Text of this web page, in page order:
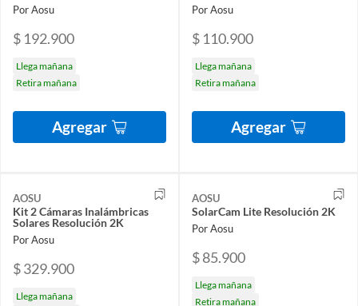
Por Aosu
$ 192.900
Llega mañana
Retira mañana
Agregar
Por Aosu
$ 110.900
Llega mañana
Retira mañana
Agregar
AOSU
Kit 2 Cámaras Inalámbricas
Solares Resolución 2K
Por Aosu
$ 329.900
Llega mañana
AOSU
SolarCam Lite Resolución 2K
Por Aosu
$ 85.900
Llega mañana
Retira mañana